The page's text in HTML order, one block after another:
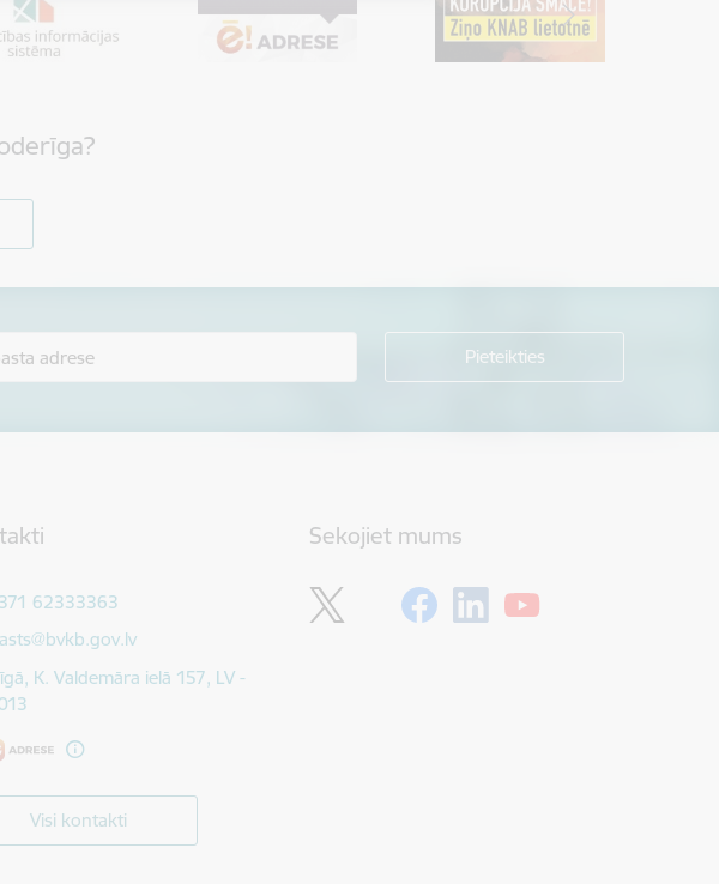
62333363
pasts:
K. Valdemāra ielā 157, LV -
Visi kontakti
Sekojiet mums